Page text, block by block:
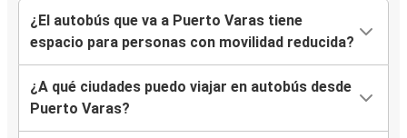
¿El autobús que va a Puerto Varas tiene
espacio para personas con movilidad reducida?
¿A qué ciudades puedo viajar en autobús desde
Puerto Varas?